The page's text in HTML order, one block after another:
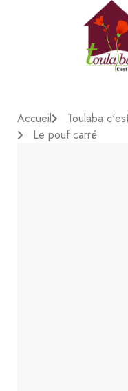
Accueil Toulaba
Le pouf carré